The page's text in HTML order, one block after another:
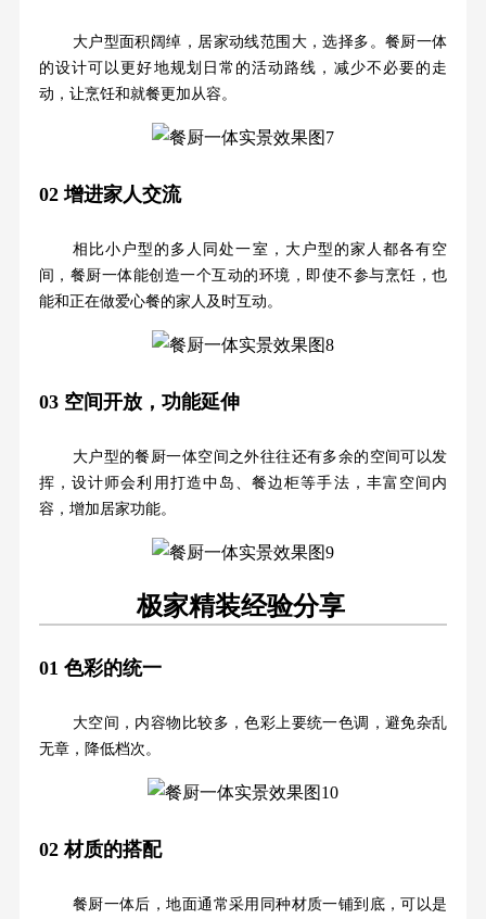
大户型面积阔绰，居家动线范围大，选择多。餐厨一体
的设计可以更好地规划日常的活动路线，减少不必要的走
动，让烹饪和就餐更加从容。
02增进家人交流
相比小户型的多人同处一室，大户型的家人都各有空
间，餐厨一体能创造一个互动的环境，即使不参与烹饪，也
能和正在做爱心餐的家人及时互动。
03 空间开放，功能延伸
大户型的餐厨一体空间之外往往还有多余的空间可以发
挥，设计师会利用打造中岛、餐边柜等手法，丰富空间内
容，增加居家功能。
极家精装经验分享
01 色彩的统一
大空间，内容物比较多，色彩上要统一色调，避免杂乱
无章，降低档次。
02材质的搭配
餐厨一体后，地面通常采用同种材质一铺到底，可以是